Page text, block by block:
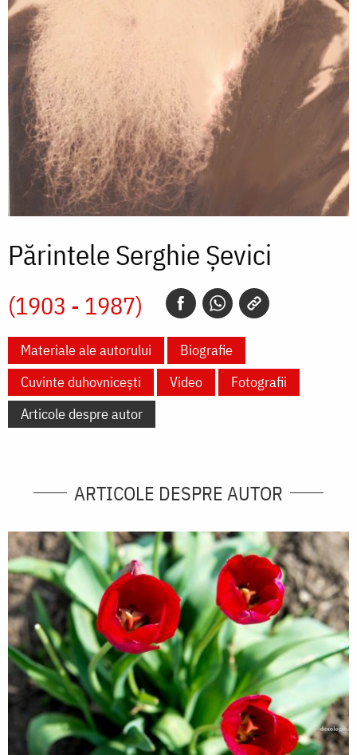
Părintele Serghie Șevici
(1903 - 1987)
Materiale ale autorului
Biografie
Cuvinte duhovnicești
Video
Fotografii
Articole despre autor
ARTICOLE DESPRE AUTOR